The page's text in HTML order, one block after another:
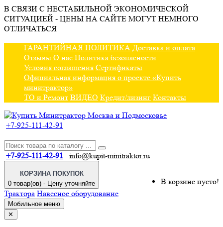
В СВЯЗИ С НЕСТАБИЛЬНОЙ ЭКОНОМИЧЕСКОЙ
СИТУАЦИЕЙ - ЦЕНЫ НА САЙТЕ МОГУТ НЕМНОГО
ОТЛИЧАТЬСЯ
ГАРАНТИЙНАЯ ПОЛИТИКА Доставка и оплата
Отзывы О нас Политика безопасности
Условия соглашения Сертификаты
Официальная информация о проекте «Купить
минитрактор»
ТО и Ремонт ВИДЕО Кредит/лизинг Контакты
+7-925-111-42-91
+7-925-111-42-91 info@kupit-minitraktor.ru
КОРЗИНА ПОКУПОК
0 товар(ов) - Цену уточняйте
В корзине пусто!
Трактора Навесное оборудование
Мобильное меню
✕